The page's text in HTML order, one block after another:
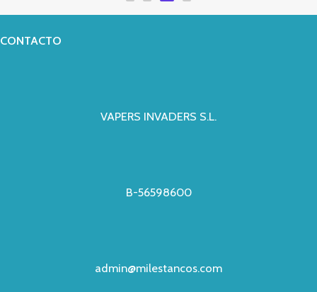
5
CONTACTO
VAPERS INVADERS S.L.
B-56598600
admin@milestancos.com